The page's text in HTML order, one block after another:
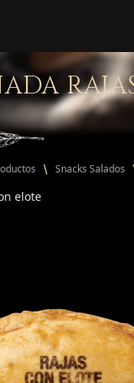
Snacks Salados
elote